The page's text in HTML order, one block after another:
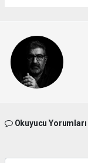
Okuyucu Yorumları